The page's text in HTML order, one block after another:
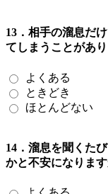
13．相手の溜息だ
てしまうことがあ
よくある
ときどき
ほとんどない
14．溜息を聞くた
かと不安になります